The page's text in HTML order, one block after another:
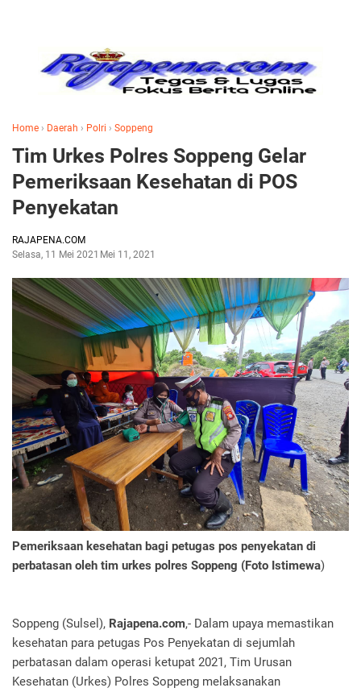
Home › Daerah › Polri › Soppeng
Tim Urkes Polres Soppeng Gelar
Pemeriksaan Kesehatan di POS
Penyekatan
RAJAPENA.COM
Selasa, 11 Mei 2021 Mei 11, 2021
Pemeriksaan kesehatan bagi petugas pos penyekatan di
perbatasan oleh tim urkes polres Soppeng (Foto Istimewa)
Soppeng (Sulsel), Rajapena.com,- Dalam upaya memastikan
kesehatan para petugas Pos Penyekatan di sejumlah
perbatasan dalam operasi ketupat 2021, Tim Urusan
Kesehatan (Urkes) Polres Soppeng melaksanakan